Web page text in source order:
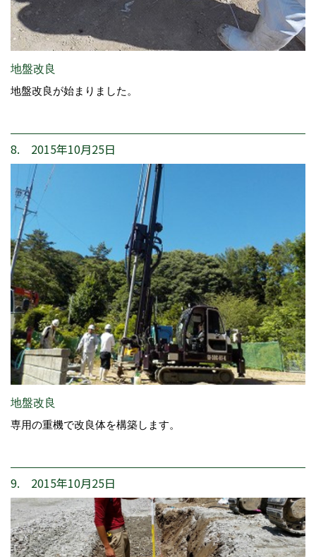
地盤改良
地盤改良が始まりました。
8. 2015年10月25日
地盤改良
専用の重機で改良体を構築します。
9. 2015年10月25日